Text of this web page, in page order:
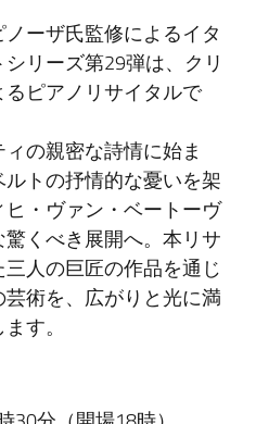
ーザ氏監修によるイタ
リーズ第29弾は、クリ
ピアノリサイタルで
の親密な詩情に始ま
トの抒情的な憂いを架
・ヴァン・ベートーヴ
くべき展開へ。本リサ
人の巨匠の作品を通じ
術を、広がりと光に満
す。